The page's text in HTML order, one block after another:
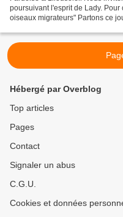
poursuivant l'esprit de Lady.
oiseaux migrateurs" Partons ce
Hébergé par Overblog
Top articles
Pages
Contact
Signaler un abus
C.G.U.
Cookies et données